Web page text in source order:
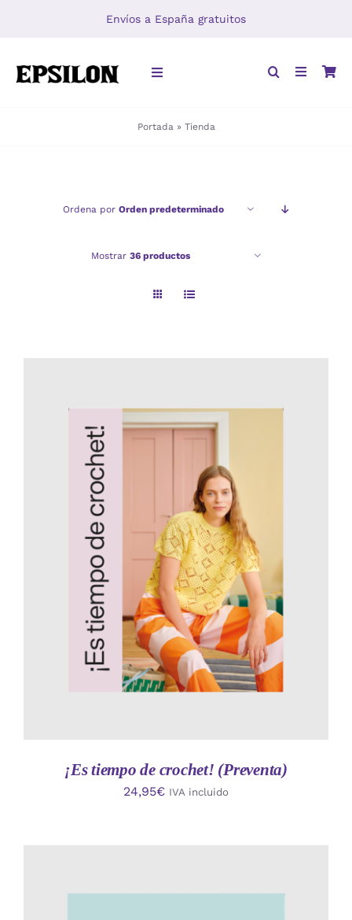
Envíos a España gratuitos
Toggle
Portada » Tienda
Ordena por Orden predeterminado
Mostrar 36 productos
AÑADIR AL CARRITO
/
DETALLES
¡Es tiempo de crochet! (Preventa)
24,95€ IVA incluido